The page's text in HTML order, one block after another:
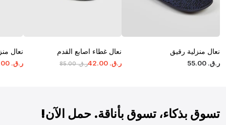
نعال منزلية رقيق
ر.ق. 55.00
نعال غطاء اصابع القدم
ر.ق.‏
85.00 ر.ق. ‏
42.00
نعال
ر.ق. ‏
00
تسوق بذكاء، تسوق بأناقة. حمل الآن!